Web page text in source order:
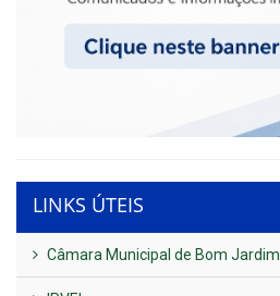
LINKS ÚTEIS
Câmara Municipal de Bom Jardim